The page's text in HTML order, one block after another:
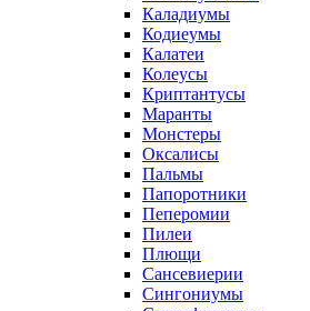
Каладиумы
Кодиеумы
Калатеи
Колеусы
Криптантусы
Маранты
Монстеры
Оксалисы
Пальмы
Папоротники
Пеперомии
Пилеи
Плющи
Сансевиерии
Сингониумы